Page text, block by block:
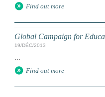
Find out more
Global Campaign for
19/DÉC/2013
...
Find out more